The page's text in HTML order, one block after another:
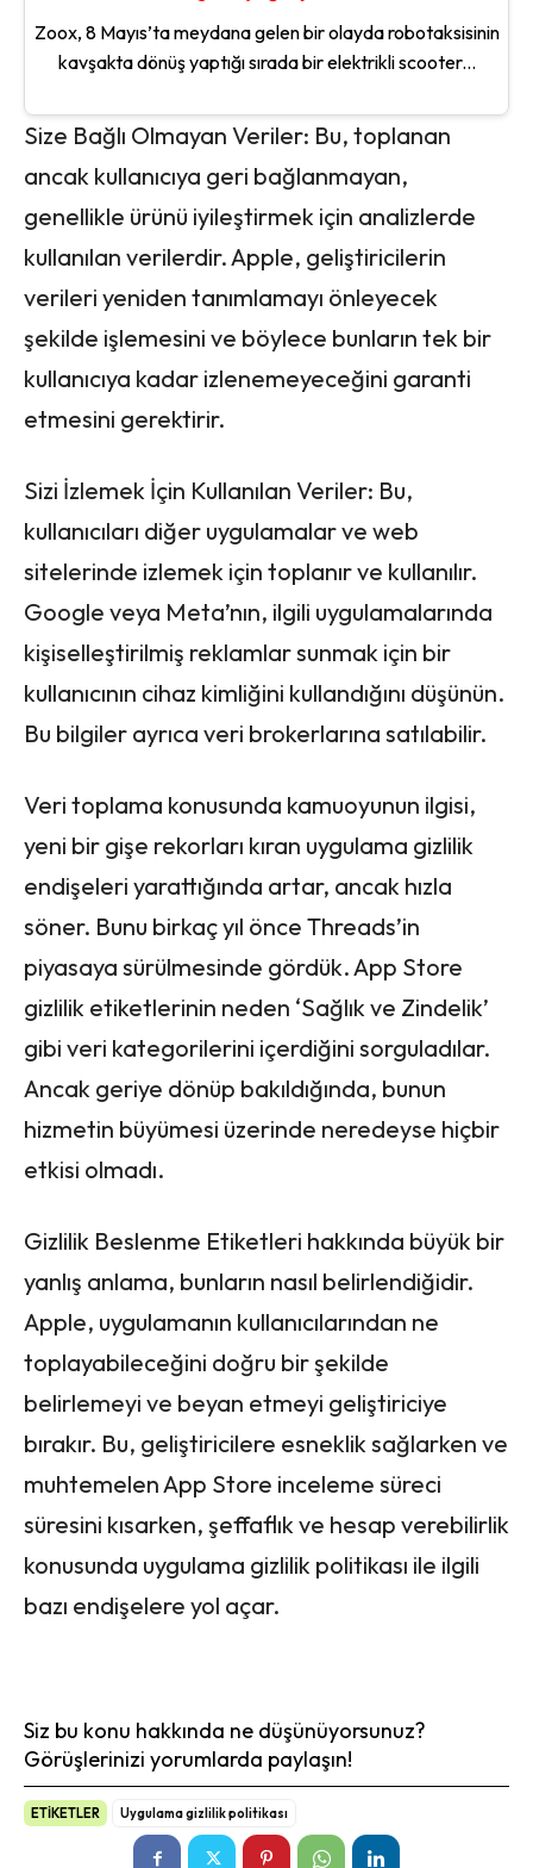
Zoox, 8 Mayıs’ta meydana gelen bir olayda robotaksisinin
kavşakta dönüş yaptığı sırada bir elektrikli scooter...
Size Bağlı Olmayan Veriler: Bu, toplanan
ancak kullanıcıya geri bağlanmayan,
genellikle ürünü iyileştirmek için analizlerde
kullanılan verilerdir. Apple, geliştiricilerin
verileri yeniden tanımlamayı önleyecek
şekilde işlemesini ve böylece bunların tek bir
kullanıcıya kadar izlenemeyeceğini garanti
etmesini gerektirir.
Sizi İzlemek İçin Kullanılan Veriler: Bu,
kullanıcıları diğer uygulamalar ve web
sitelerinde izlemek için toplanır ve kullanılır.
Google veya Meta’nın, ilgili uygulamalarında
kişiselleştirilmiş reklamlar sunmak için bir
kullanıcının cihaz kimliğini kullandığını düşünün.
Bu bilgiler ayrıca veri brokerlarına satılabilir.
Veri toplama konusunda kamuoyunun ilgisi,
yeni bir gişe rekorları kıran uygulama gizlilik
endişeleri yarattığında artar, ancak hızla
söner. Bunu birkaç yıl önce Threads’in
piyasaya sürülmesinde gördük. App Store
gizlilik etiketlerinin neden ‘Sağlık ve Zindelik’
gibi veri kategorilerini içerdiğini sorguladılar.
Ancak geriye dönüp bakıldığında, bunun
hizmetin büyümesi üzerinde neredeyse hiçbir
etkisi olmadı.
Gizlilik Beslenme Etiketleri hakkında büyük bir
yanlış anlama, bunların nasıl belirlendiğidir.
Apple, uygulamanın kullanıcılarından ne
toplayabileceğini doğru bir şekilde
belirlemeyi ve beyan etmeyi geliştiriciye
bırakır. Bu, geliştiricilere esneklik sağlarken ve
muhtemelen App Store inceleme süreci
süresini kısarken, şeffaflık ve hesap verebilirlik
konusunda uygulama gizlilik politikası ile ilgili
bazı endişelere yol açar.
Siz bu konu hakkında ne düşünüyorsunuz?
Görüşlerinizi yorumlarda paylaşın!
ETİKETLER Uygulama gizlilik politikası